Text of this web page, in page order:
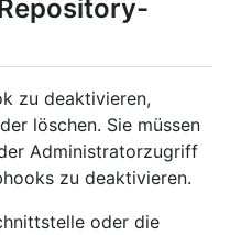
zu deaktivieren,
löschen. Sie müssen
Administratorzugriff
zu deaktivieren.
oder die